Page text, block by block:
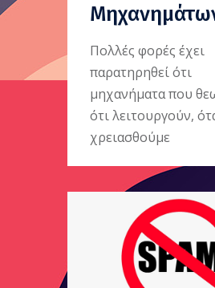
Πολλές φορές έχει
παρατηρηθεί ότι
μηχανήματα που
ότι λειτουργούν,
χρειασθούμε